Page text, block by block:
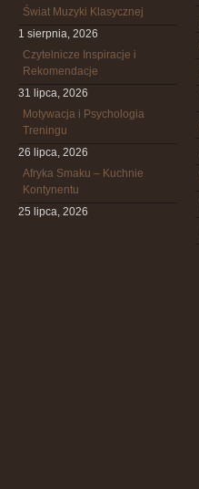
Świat Muzyki Klasycznej
1 sierpnia, 2026
Czytelnicze Inspiracje i
Rekomendacje
31 lipca, 2026
Motywacja i Psychologia
Treningu
26 lipca, 2026
Afryka Smaku – Kuchnie
Kontynentu
25 lipca, 2026